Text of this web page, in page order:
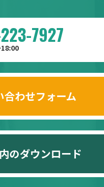
7927
合わせフォーム
のダウンロード